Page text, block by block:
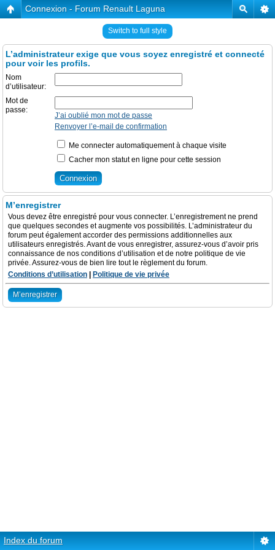
Connexion - Forum Renault Laguna
Switch to full style
L’administrateur exige que vous soyez enregistré et connecté
pour voir les profils.
Nom
d’utilisateur:
Mot de
passe:
J’ai oublié mon mot de passe
Renvoyer l’e-mail de confirmation
Me connecter automatiquement à chaque visite
Cacher mon statut en ligne pour cette session
M’enregistrer
Vous devez être enregistré pour vous connecter. L’enregistrement ne prend
que quelques secondes et augmente vos possibilités. L’administrateur du
forum peut également accorder des permissions additionnelles aux
utilisateurs enregistrés. Avant de vous enregistrer, assurez-vous d’avoir pris
connaissance de nos conditions d’utilisation et de notre politique de vie
privée. Assurez-vous de bien lire tout le règlement du forum.
Conditions d’utilisation
Politique de vie privée
M’enregistrer
Index du forum